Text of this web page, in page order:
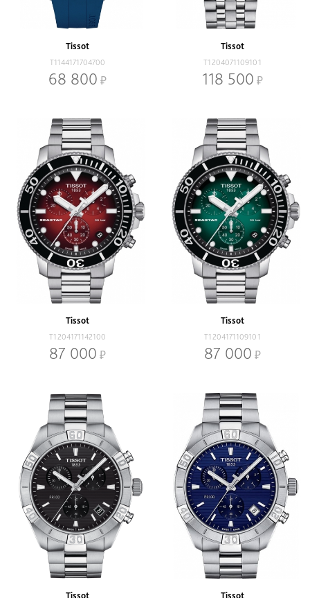
Коллекции
Heritage Collection
В наличии
Со скидкой
Кварцевый
Механический
Браслет
Браслет
Ремень
Диаметр, мм
Tissot
T1144171704700
68 800
Tissot
T1204071109101
118 500
Tissot
T1204171142100
87 000
Tissot
T1204171109101
87 000
Tissot Tissot